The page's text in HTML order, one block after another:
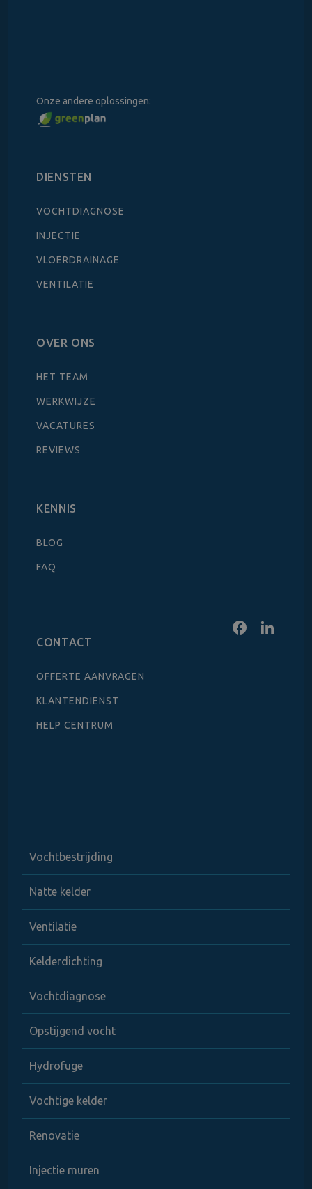
Onze andere oplossingen:
DIENSTEN
VOCHTDIAGNOSE
INJECTIE
VLOERDRAINAGE
VENTILATIE
OVER ONS
HET TEAM
WERKWIJZE
VACATURES
REVIEWS
KENNIS
BLOG
FAQ
CONTACT
OFFERTE AANVRAGEN
KLANTENDIENST
HELP CENTRUM
Vochtbestrijding
Natte kelder
Ventilatie
Kelderdichting
Vochtdiagnose
Opstijgend vocht
Hydrofuge
Vochtige kelder
Renovatie
Injectie muren